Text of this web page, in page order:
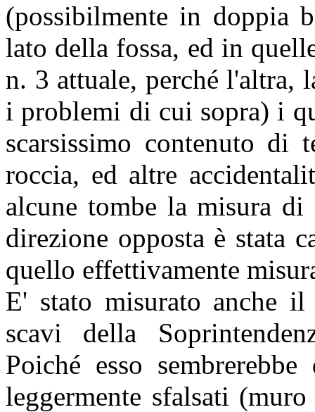
(possibilmente in doppia
lato della fossa, ed in
n. 3 attuale, perché l'altra,
i problemi di cui sopra) i
scarsissimo contenuto di
roccia, ed altre
alcune tombe la misura
direzione opposta è stata
quello effettivamente
E' stato misurato anche
scavi della
Poiché esso
leggermente sfalsati